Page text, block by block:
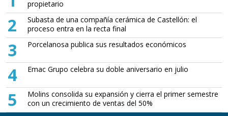
propietario
2
Subasta de una compañía cerámica de Castellón: el
proceso entra en la recta final
3 Porcelanosa publica sus resultados económicos
4 Emac Grupo celebra su doble aniversario en julio
5
Molins consolida su expansión y cierra el primer semestre
con un crecimiento de ventas del 50%